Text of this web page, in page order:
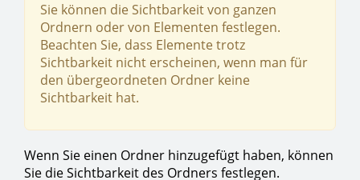
Sie können die Sichtbarkeit von ganzen
Ordnern oder von Elementen festlegen.
Beachten Sie, dass Elemente trotz
Sichtbarkeit nicht erscheinen, wenn man für
den übergeordneten Ordner keine
Sichtbarkeit hat.
Wenn Sie einen Ordner hinzugefügt haben, können
Sie die Sichtbarkeit des Ordners festlegen.